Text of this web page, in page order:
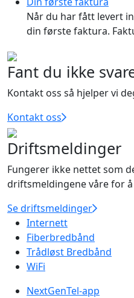
Når du har fått levert
din første faktura.
Fant du ikke
Kontakt oss så hjelper vi
Kontakt oss
Driftsmeldinger
Fungerer ikke nettet som
driftsmeldingene våre for å
Se driftsmeldinger
Internett
Fiberbredbånd
Trådløst Bredbånd
WiFi
NextGenTel-app